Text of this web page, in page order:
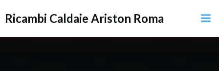
al
Ricambi Caldaie Ariston Roma